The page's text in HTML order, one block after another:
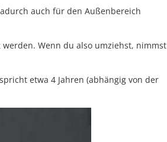
auch für den Außenbereich
Wenn du also umziehst, nimmst
etwa 4 Jahren (abhängig von der